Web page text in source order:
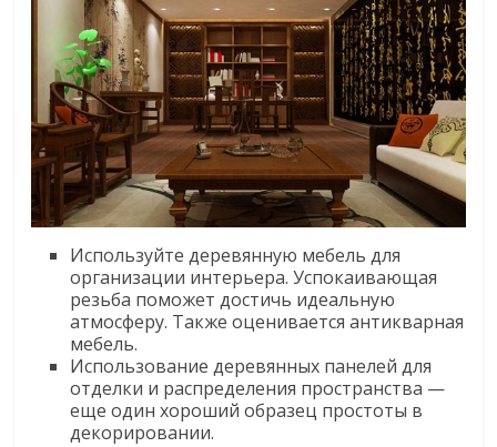
Используйте деревянную мебель для
организации интерьера. Успокаивающая
резьба поможет достичь идеальную
атмосферу. Также оценивается антикварная
мебель.
Использование деревянных панелей для
отделки и распределения пространства —
еще один хороший образец простоты в
декорировании.